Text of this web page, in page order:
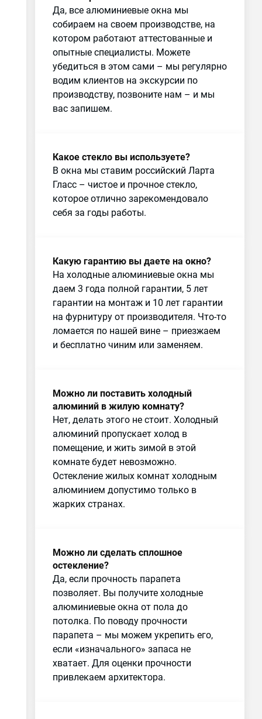
Да, все алюминиевые окна мы
собираем на своем производстве, на
котором работают аттестованные и
опытные специалисты. Можете
убедиться в этом сами – мы регулярно
водим клиентов на экскурсии по
производству, позвоните нам – и мы
вас запишем.
Какое стекло вы используете?
В окна мы ставим российский Ларта
Гласс – чистое и прочное стекло,
которое отлично зарекомендовало
себя за годы работы.
Какую гарантию вы даете на окно?
На холодные алюминиевые окна мы
даем 3 года полной гарантии, 5 лет
гарантии на монтаж и 10 лет гарантии
на фурнитуру от производителя. Что-то
ломается по нашей вине – приезжаем
и бесплатно чиним или заменяем.
Можно ли поставить холодный
алюминий в жилую комнату?
Нет, делать этого не стоит. Холодный
алюминий пропускает холод в
помещение, и жить зимой в этой
комнате будет невозможно.
Остекление жилых комнат холодным
алюминием допустимо только в
жарких странах.
Можно ли сделать сплошное
остекление?
Да, если прочность парапета
позволяет. Вы получите холодные
алюминиевые окна от пола до
потолка. По поводу прочности
парапета – мы можем укрепить его,
если «изначального» запаса не
хватает. Для оценки прочности
привлекаем архитектора.